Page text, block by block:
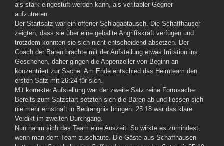
als stark eingestuft werden kann, als veritabler Gegner
aufzutreten.
Der Startsatz war ein offener Schlagabtausch. Die Schaffhauser
zeigten, dass sie über eine geballte Angriffskraft verfügen und
trotzdem konnten sie sich nicht entscheidend absetzen. Der
Coach der Bären brachte mit der Aufstellung etwas Irritation ins
Geschehen, daher gingen die Appenzeller von Beginn an
konzentriert zur Sache. Am Ende entschied das Heimteam den
ersten Satz mit 26:24 für sich.
Mit korrekter Aufstellung war der zweite Satz reine Formsache.
Bereits zum Satzstart setzten sich die Bären ab und liessen sich
nie mehr ernsthaft in Bedrängnis bringen. 25:18 war das klare
Verdikt im zweiten Durchgang.
Nun nahm sich das Team eine Auszeit. So wirkte es zumindest,
wenn man dem Team zuschaute. Die Gäste aus Schaffhausen